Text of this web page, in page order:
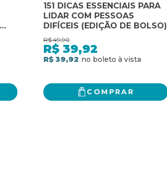
151 DICAS ESSENCIAIS PARA
LIDAR COM PESSOAS
DIFÍCEIS (EDIÇÃO DE BOLSO)
R$ 49,90
R$ 39,92
R$ 39,92
COMPRAR